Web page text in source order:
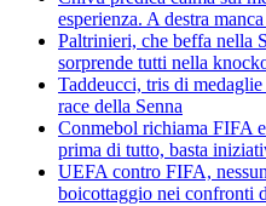
esperienza. A destra
Paltrinieri, che beffa nella
sorprende tutti nella
Taddeucci, tris di
race della Senna
Conmebol richiama FIFA
prima di tutto, basta
UEFA contro FIFA,
boicottaggio nei confronti